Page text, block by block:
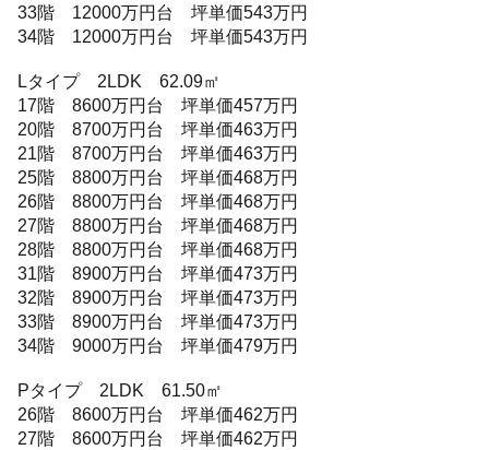
33階 12000万円台 坪単価543万円
34階 12000万円台 坪単価543万円
Lタイプ 2LDK 62.09㎡
17階 8600万円台 坪単価457万円
20階 8700万円台 坪単価463万円
21階 8700万円台 坪単価463万円
25階 8800万円台 坪単価468万円
26階 8800万円台 坪単価468万円
27階 8800万円台 坪単価468万円
28階 8800万円台 坪単価468万円
31階 8900万円台 坪単価473万円
32階 8900万円台 坪単価473万円
33階 8900万円台 坪単価473万円
34階 9000万円台 坪単価479万円
Pタイプ 2LDK 61.50㎡
26階 8600万円台 坪単価462万円
27階 8600万円台 坪単価462万円